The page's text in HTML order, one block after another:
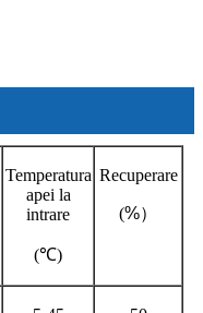
Temperatura
apei la
intrare
(℃)
Recuperare
(%）